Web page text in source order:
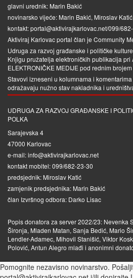
glavni urednik: Marin Bakić
novinarsko vijeće: Marin Bakić, Miroslav
kontakt: portal@aktivirajkarlovac.net/099/
Aktiviraj Karlovac portal član je Community
Udruga za razvoj građanske i političke
Knjigu pružatelja elektroničkih publikacija pri
ELEKTRONIČKE MEDIJEpod rednim
Stavovi izneseni u kolumnama i
odražavaju nužno stav nakladnika i
UDRUGA ZA RAZVOJ GRAĐANSKE I
POLKA
Sarajevska 4
47000 Karlovac
e-mail: info@aktivirajkarlovac.net
kontakt mobitel: 099/682-23-30
predsjednik: Miroslav Katić
zamjenik predsjednika: Marin Bakić
član Izvršnog odbora: Darko Lisac
Popis donatora za server 2022/23: Nevenka
Šironja, Mladen Matan, Sanja Bedić, Mario
Lendler-Adamec, Mihovil Stanišić, Viktor
Polović, Antun Alegro mlađi i anonimni
Pomognite nezavisno novinarstvo.